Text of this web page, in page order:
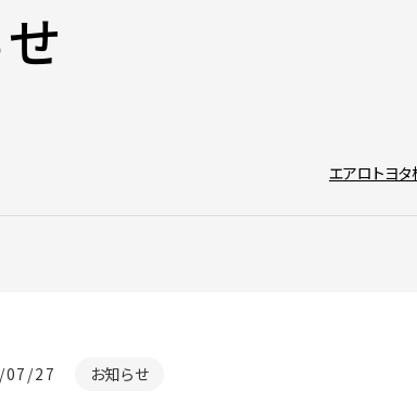
エアロトヨ
07/27 お知らせ